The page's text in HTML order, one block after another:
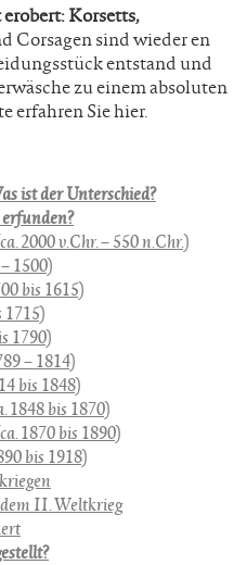
Korsetts,
Corsagen sind wieder en
entstand und
zu einem absoluten
erfahren Sie hier.
ist der Unterschied?
2000 v.Chr. – 550 n.Chr.)
1500)
bis 1615)
1715)
1790)
– 1814)
bis 1848)
1848 bis 1870)
1870 bis 1890)
bis 1918)
II. Weltkrieg